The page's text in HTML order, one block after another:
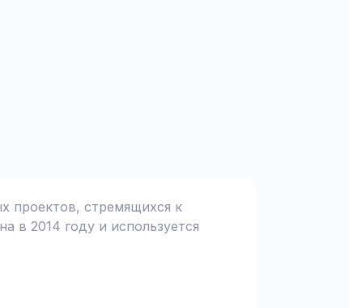
проектов, стремящихся к
в 2014 году и используется